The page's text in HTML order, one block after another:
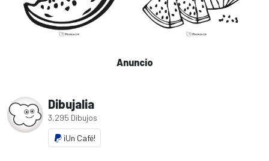
Anuncio
Dibujalia
3,295 Dibujos
¡Un Café!